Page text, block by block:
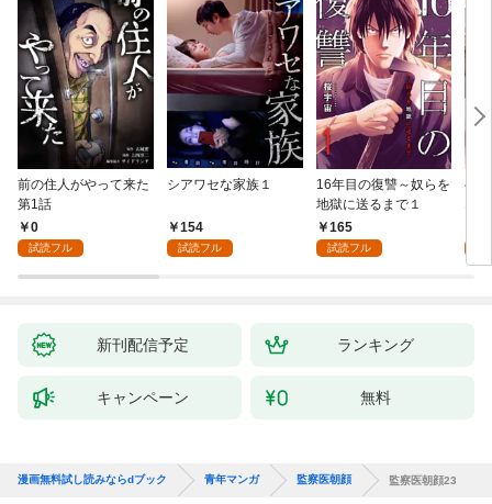
前の住人がやって来た
第1話
0
試読フル
シアワセな家族１
154
試読フル
16年目の復讐～奴らを
地獄に送るまで１
165
試読フル
ベ
新刊配信予定 ランキング
キャンペーン 無料
漫画無料試し読みならdブック 青年マンガ 監察医朝顔 監察医朝顔23